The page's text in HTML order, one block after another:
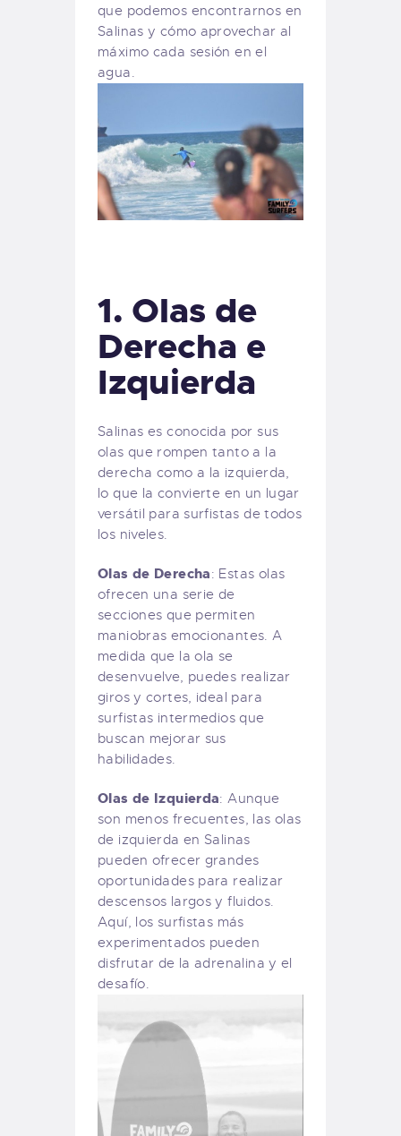
que podemos encontrarnos en
Salinas y cómo aprovechar al
máximo cada sesión en el
agua.
1. Olas de
Derecha e
Izquierda
Salinas es conocida por sus
olas que rompen tanto a la
derecha como a la izquierda,
lo que la convierte en un lugar
versátil para surfistas de todos
los niveles.
Olas de Derecha: Estas olas
ofrecen una serie de
secciones que permiten
maniobras emocionantes. A
medida que la ola se
desenvuelve, puedes realizar
giros y cortes, ideal para
surfistas intermedios que
buscan mejorar sus
habilidades.
Olas de Izquierda: Aunque
son menos frecuentes, las olas
de izquierda en Salinas
pueden ofrecer grandes
oportunidades para realizar
descensos largos y fluidos.
Aquí, los surfistas más
experimentados pueden
disfrutar de la adrenalina y el
desafío.